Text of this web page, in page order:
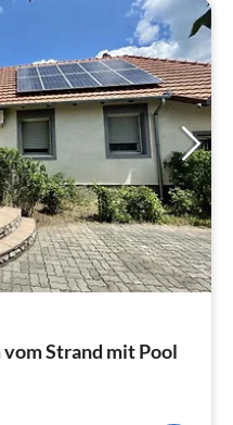
Strand mit Pool